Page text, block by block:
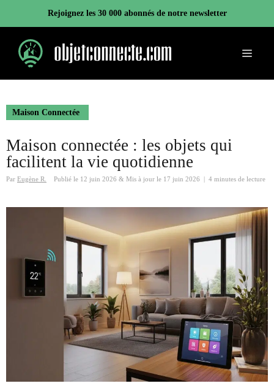
contenu
Rejoignez les 30 000 abonnés de notre newsletter
Menu
Maison Connectée
Maison connectée : les objets qui
facilitent la vie quotidienne
Par Eugène R. Publié le 12 juin 2026 & Mis à jour le 17 juin 2026 4 minutes de lecture